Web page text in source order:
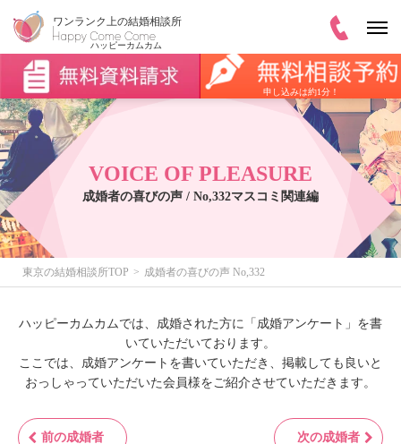
申し込みは約1分！
VOICE OF PLEASURE
成婚者の喜びの声 / No,332マスコミ関連編
東京の結婚相談所TOP 成婚者の喜びの声 No,332
ハッピーカムカムでは、成婚された方に「成婚アンケート」を書
いていただいております。
ここでは、成婚アンケートを書いていただき、掲載しても良いと
おっしゃっていただいた会員様をご紹介させていただきます。
前の成婚者 次の成婚者